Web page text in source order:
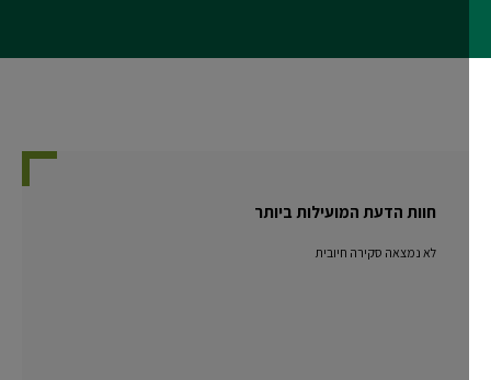
חוות הדעת המועילות ביותר
לא נמצאה סקירה חיובית